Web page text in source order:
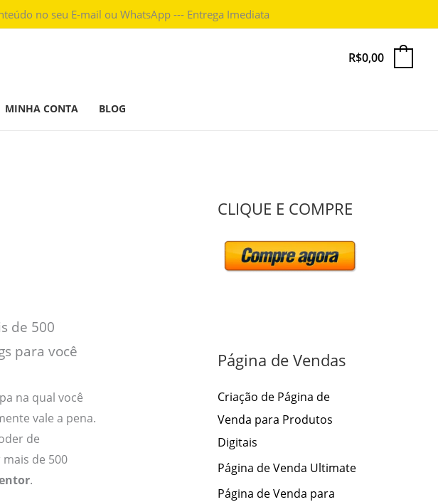
no seu E-mail ou WhatsApp --- Entrega Imediata
R$0,00
MINHA CONTA BLOG
de 500
para você
na qual você
vale a pena.
de
de 500
.
CLIQUE E COMPRE
Página de Vendas
Criação de Página de
Venda para Produtos
Digitais
Página de Venda Ultimate
Página de Venda para
e
r
p
o
r
: